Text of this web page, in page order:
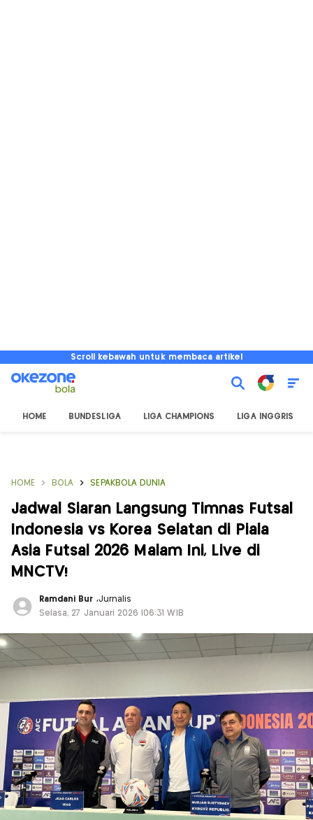
Scroll kebawah untuk membaca artikel
HOME BUNDESLIGA LIGA CHAMPIONS LIGA INGGRIS
HOME BOLA SEPAKBOLA DUNIA
Jadwal Siaran Langsung Timnas Futsal
Indonesia vs Korea Selatan di Piala
Asia Futsal 2026 Malam Ini, Live di
MNCTV!
Ramdani Bur ,Jurnalis
Selasa, 27 Januari 2026 |06:31 WIB